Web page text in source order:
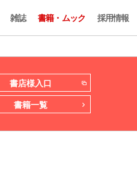
雑誌 書籍・ムック 採用情報
書店様入口
書籍一覧